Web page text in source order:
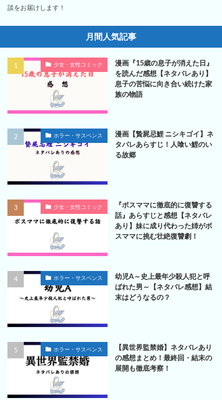
談をお届けします！
月間人気記事
少女・女性コミック
漫画『15歳の息子が消えた日』
を読んだ感想【ネタバレあり】
息子の苦悩に向き合い続けた家
族の物語
ホラー・サスペンス
漫画【贄屍忌鯉 ニシキゴイ】ネ
タバレあらすじ！人喰い鯉のい
る故郷
少女・女性コミック
『ボスママに徹底的に復讐する
話』あらすじと感想【ネタバレ
あり】妹に成り代わった姉がボ
スママに挑む壮絶復讐劇！
ホラー・サスペンス
幼児A～史上最年少殺人犯と呼
ばれた男～【ネタバレ感想】結
末はどうなるの？
ホラー・サスペンス
【異世界監禁婚】ネタバレあり
の感想まとめ！最終回・結末の
展開も徹底考察！